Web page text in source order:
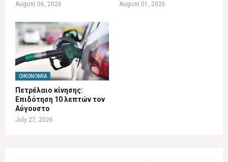
August 06, 2026 August 01, 2026
ΟΙΚΟΝΟΜΊΑ
Πετρέλαιο κίνησης:
Επιδότηση 10 λεπτών τον
Αύγουστο
July 27, 2026